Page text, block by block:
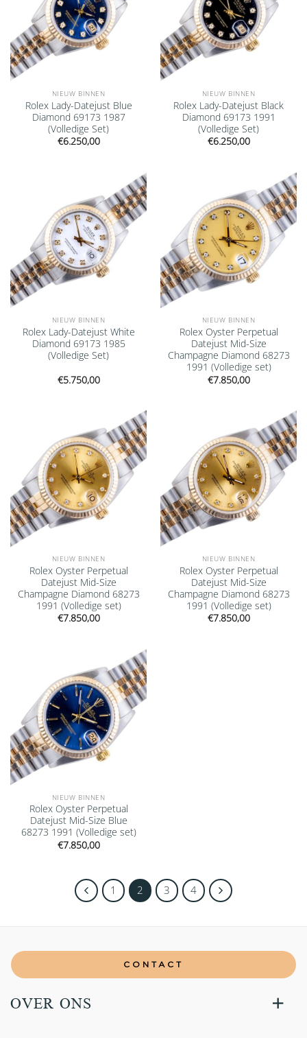
NIEUW BINNEN
Rolex Lady-Datejust Blue
Diamond 69173 1987
(Volledige Set)
€6.250,00
NIEUW BINNEN
Rolex Lady-Datejust Black
Diamond 69173 1991
(Volledige Set)
€6.250,00
Add to
wishlist
NIEUW BINNEN
Rolex Lady-Datejust White
Diamond 69173 1985
(Volledige Set)
€5.750,00
Add to
wishlist
NIEUW BINNEN
Rolex Oyster Perpetual
Datejust Mid-Size
Champagne Diamond 68273
1991 (Volledige set)
€7.850,00
Add to
wishlist
NIEUW BINNEN
Rolex Oyster Perpetual
Datejust Mid-Size
Champagne Diamond 68273
1991 (Volledige set)
€7.850,00
Add to
wishlist
NIEUW BINNEN
Rolex Oyster Perpetual
Datejust Mid-Size
Champagne Diamond 68273
1991 (Volledige set)
€7.850,00
Add to
wishlist
NIEUW BINNEN
Rolex Oyster Perpetual
Datejust Mid-Size Blue
68273 1991 (Volledige set)
€7.850,00
1 2 3 4
CONTACT
OVER ONS